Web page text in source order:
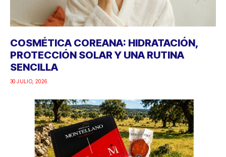
COSMÉTICA COREANA: HIDRATACIÓN,
PROTECCIÓN SOLAR Y UNA RUTINA
SENCILLA
30 JULIO, 2026